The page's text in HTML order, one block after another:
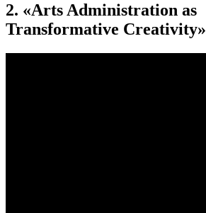
2. «Arts Administration as
Transformative Creativity»